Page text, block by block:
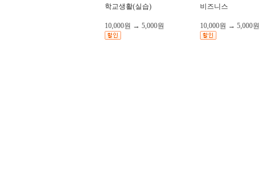
학교생활(실습)
10,000원 → 5,000원
비즈니스
10,000원 → 5,000원